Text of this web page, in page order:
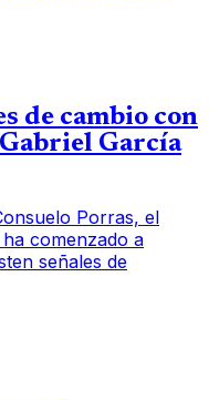
de cambio con
García
Porras, el
comenzado a
señales de